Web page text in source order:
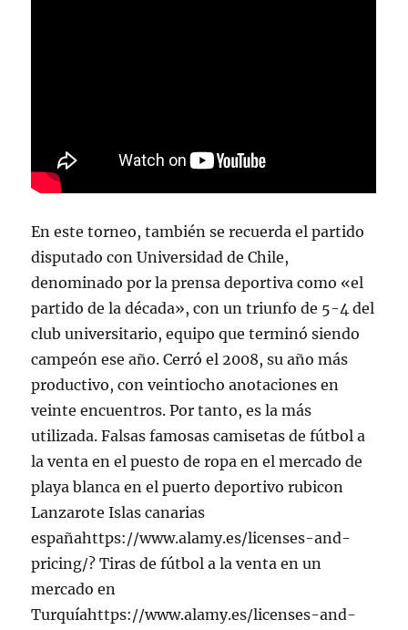
En este torneo, también se recuerda el partido
disputado con Universidad de Chile,
denominado por la prensa deportiva como «el
partido de la década», con un triunfo de 5-4 del
club universitario, equipo que terminó siendo
campeón ese año. Cerró el 2008, su año más
productivo, con veintiocho anotaciones en
veinte encuentros. Por tanto, es la más
utilizada. Falsas famosas camisetas de fútbol a
la venta en el puesto de ropa en el mercado de
playa blanca en el puerto deportivo rubicon
Lanzarote Islas canarias
españahttps://www.alamy.es/licenses-and-
pricing/? Tiras de fútbol a la venta en un
mercado en
Turquíahttps://www.alamy.es/licenses-and-